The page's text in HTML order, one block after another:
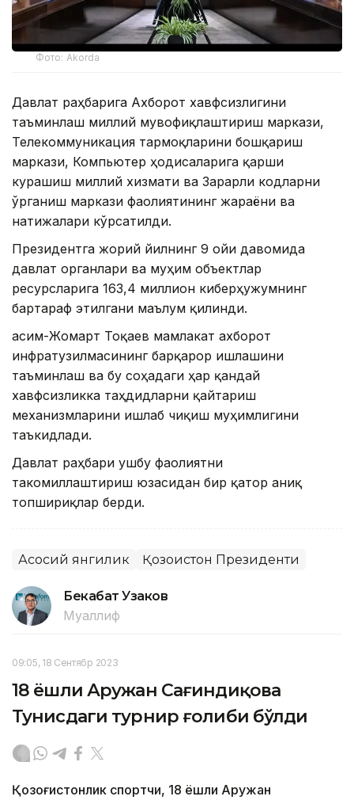
Фото: Akorda
Давлат раҳбарига Ахборот хавфсизлигини
таъминлаш миллий мувофиқлаштириш маркази,
Телекоммуникация тармоқларини бошқариш
маркази, Компьютер ҳодисаларига қарши
курашиш миллий хизмати ва Зарарли кодларни
ўрганиш маркази фаолиятининг жараёни ва
натижалари кўрсатилди.
Президентга жорий йилнинг 9 ойи давомида
давлат органлари ва муҳим объектлар
ресурсларига 163,4 миллион киберҳужумнинг
бартараф этилгани маълум қилинди.
Қасим-Жомарт Тоқаев мамлакат ахборот
инфратузилмасининг барқарор ишлашини
таъминлаш ва бу соҳадаги ҳар қандай
хавфсизликка таҳдидларни қайтариш
механизмларини ишлаб чиқиш муҳимлигини
таъкидлади.
Давлат раҳбари ушбу фаолиятни
такомиллаштириш юзасидан бир қатор аниқ
топшириқлар берди.
Асосий янгилик Қозоғистон Президенти
Бекабат Узаков
Муаллиф
09:05, 18 Сентябр 2023
18 ёшли Аружан Сағиндиқова
Тунисдаги турнир ғолиби бўлди
Қозоғистонлик спортчи, 18 ёшли Аружан